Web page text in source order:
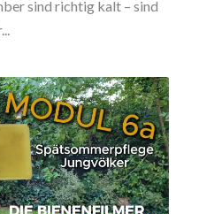
sind richtig kalt – sind